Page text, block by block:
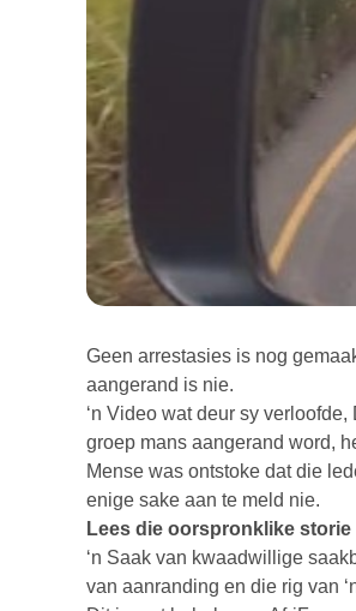
Geen arrestasies is nog
aangerand is nie.
‘n Video wat deur sy
groep mans aangerand word,
Mense was ontstoke dat die
enige sake aan te meld nie.
Lees die oorspronklike storie
‘n Saak van kwaadwillige
van aanranding en die rig van